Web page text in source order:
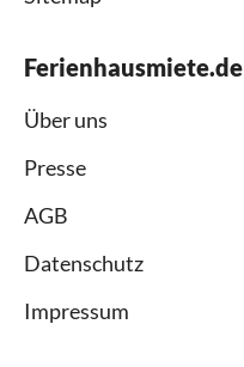
Ferienhausmiete.de
Über uns
Presse
AGB
Datenschutz
Impressum